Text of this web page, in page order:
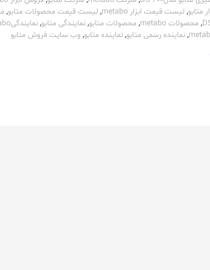
متابو, لیست قیمت ابزار metabo , لیست قیمت محصولات متابو,
, محصولات metabo , محصولات متابو,نمایندگی متابو,نمایندگیmetabo
,نماینده رسمی متابو,نماینده متابو, وب سایت فروش متابو